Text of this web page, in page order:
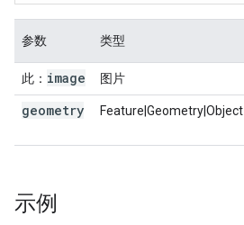
参数 类型
此： image 图片
geometry Feature|Geometry|Object
示例